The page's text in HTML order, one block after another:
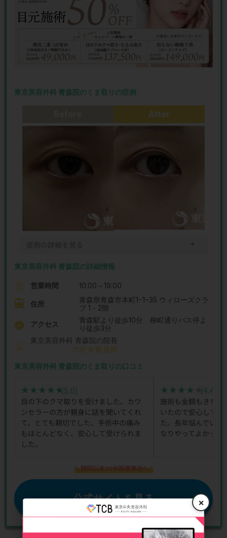
東京美容外科 青森院のくま取りの症例
After
＋
東京美容外科 青森院の詳細情報
営業時間 10:00～19:00
住所
青森県青森市本町1−1−35 ウィローズクラ
ブ 1・2階
アクセス
青森駅より徒歩10分 柳町通りバス停よ
り徒歩3分
東京美容外科 青森院の院長
渋谷 友香 医師
東京美容外科 青森院のくま取りの口コミ
★★★★★
★★★★★(5.0)
目の下のクマ取りを受けました。カウ
ンセラーの方が親身に話を聞いてくれ
て、とても親切でした。手術中の痛み
もほとんどなく、安心して受けられま
した。
★★★★★
★★★★★(4.4)
施術も金額もきち
いたので安心して
た。長年悩んでい
なりやってよかった
＼開院以来20年医療事故0／
公式サイトを見る ×